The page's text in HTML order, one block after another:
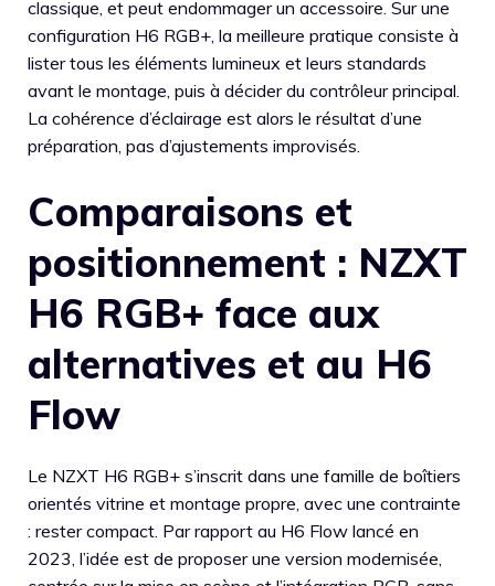
classique, et peut endommager un accessoire. Sur une
configuration H6 RGB+, la meilleure pratique consiste à
lister tous les éléments lumineux et leurs standards
avant le montage, puis à décider du contrôleur principal.
La cohérence d’éclairage est alors le résultat d’une
préparation, pas d’ajustements improvisés.
Comparaisons et
positionnement : NZXT
H6 RGB+ face aux
alternatives et au H6
Flow
Le NZXT H6 RGB+ s’inscrit dans une famille de boîtiers
orientés vitrine et montage propre, avec une contrainte
: rester compact. Par rapport au H6 Flow lancé en
2023, l’idée est de proposer une version modernisée,